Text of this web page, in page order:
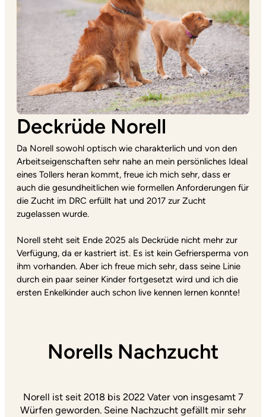
Deckrüde Norell
Da Norell sowohl optisch wie charakterlich und von den
Arbeitseigenschaften sehr nahe an mein persönliches Ideal
eines Tollers heran kommt, freue ich mich sehr, dass er
auch die gesundheitlichen wie formellen Anforderungen für
die Zucht im DRC erfüllt hat und 2017 zur Zucht
zugelassen wurde.
Norell steht seit Ende 2025 als Deckrüde nicht mehr zur
Verfügung, da er kastriert ist. Es ist kein Gefriersperma von
ihm vorhanden. Aber ich freue mich sehr, dass seine Linie
durch ein paar seiner Kinder fortgesetzt wird und ich die
ersten Enkelkinder auch schon live kennen lernen konnte!
Norells Nachzucht
Norell ist seit 2018 bis 2022 Vater von insgesamt 7
Würfen geworden. Seine Nachzucht gefällt mir sehr